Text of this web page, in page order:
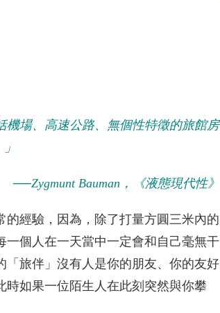
機場、高速公路、無個性特徵的旅館房
──Zygmunt Bauman，《液態現代性》
經驗，因為，除了打量方圓三米內的
個人在一天當中一定會和自己毫無干
旅伴」沒有人是你的朋友、你的友好
如果一位陌生人在此刻突然與你攀